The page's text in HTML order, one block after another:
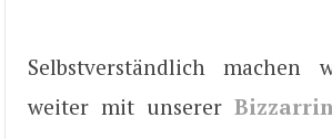
Selbstverständlich machen
weiter mit unserer